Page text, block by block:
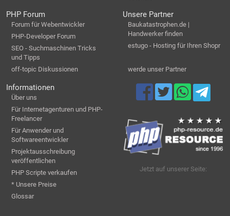
PHP Forum
Forum für Webentwickler
PHP-Developer Forum
SEO - Suchmaschinen Tricks
und Tipps
off-topic Diskussionen
Unsere Partner
Baukatastrophen.de |
Handwerker finden
estugo - Hosting für Ihren Shopr
werde unser Partner
Informationen
Über uns
Für Internetagenturen und PHP-
Freelancer
Für Anwender und
Softwareentwickler
Projektausschreibung
veröffentlichen
PHP Scripte verkaufen
* Unsere Preise
Glossar
Jetzt auf unserer Seite: